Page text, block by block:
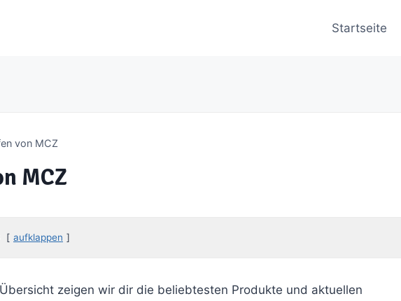
Startseite
von MCZ
MCZ
aufklappen
zeigen wir dir die beliebtesten Produkte und aktuellen